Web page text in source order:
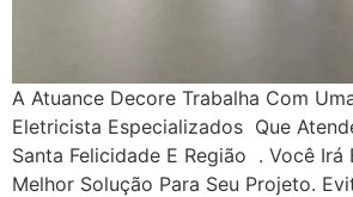
A Atuance Decore Trabalha Com
Eletricista Especializados Que
Santa Felicidade E Região . Você Irá
Melhor Solução Para Seu Projeto.